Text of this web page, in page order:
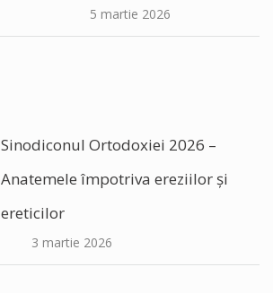
5 martie 2026
Sinodiconul Ortodoxiei 2026 –
Anatemele împotriva ereziilor şi
ereticilor
3 martie 2026